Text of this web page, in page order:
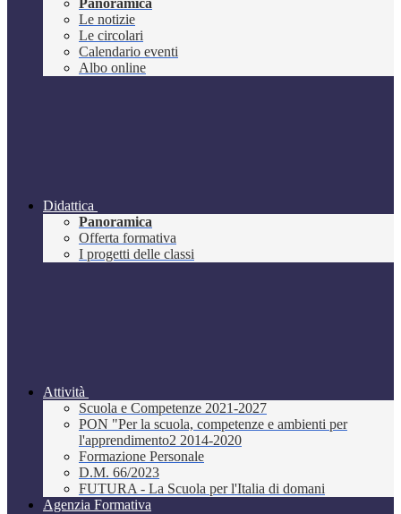
Panoramica
Le notizie
Le circolari
Calendario eventi
Albo online
Didattica
Panoramica
Offerta formativa
I progetti delle classi
Attività
Scuola e Competenze 2021-2027
PON "Per la scuola, competenze e ambienti per
l'apprendimento2 2014-2020
Formazione Personale
D.M. 66/2023
FUTURA - La Scuola per l'Italia di domani
Agenzia Formativa